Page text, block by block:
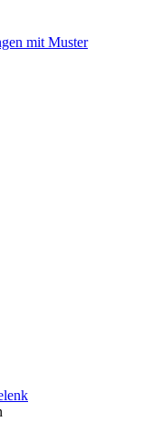
mit Muster